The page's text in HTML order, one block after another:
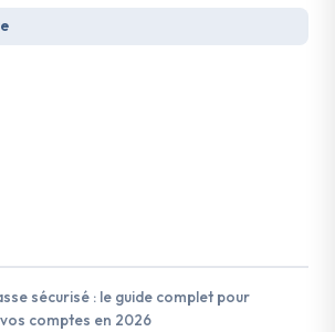
sécurisé : le guide complet pour
comptes en 2026